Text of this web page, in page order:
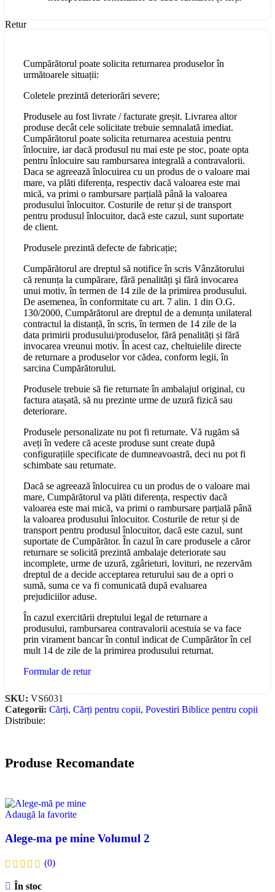
Retur
Cumpărătorul poate solicita returnarea produselor în
următoarele situații:
Coletele prezintă deteriorări severe;
Produsele au fost livrate / facturate greșit. Livrarea altor
produse decât cele solicitate trebuie semnalată imediat.
Cumpărătorul poate solicita returnarea acestuia pentru
înlocuire, iar dacă produsul nu mai este pe stoc, poate opta
pentru înlocuire sau rambursarea integrală a contravalorii.
Daca se agreează înlocuirea cu un produs de o valoare mai
mare, va plăti diferența, respectiv dacă valoarea este mai
mică, va primi o rambursare parțială până la valoarea
produsului înlocuitor. Costurile de retur și de transport
pentru produsul înlocuitor, dacă este cazul, sunt suportate
de client.
Produsele prezintă defecte de fabricație;
Cumpărătorul are dreptul să notifice în scris Vânzătorului
că renunța la cumpărare, fără penalități şi fără invocarea
unui motiv, în termen de 14 zile de la primirea produsului.
De asemenea, în conformitate cu art. 7 alin. 1 din O.G.
130/2000, Cumpărătorul are dreptul de a denunța unilateral
contractul la distanță, în scris, în termen de 14 zile de la
data primirii produsului/produselor, fără penalități și fără
invocarea vreunui motiv. În acest caz, cheltuielile directe
de returnare a produselor vor cădea, conform legii, în
sarcina Cumpărătorului.
Produsele trebuie să fie returnate în ambalajul original, cu
factura atașată, să nu prezinte urme de uzură fizică sau
deteriorare.
Produsele personalizate nu pot fi returnate. Vă rugăm să
aveți în vedere că aceste produse sunt create după
configurațiile specificate de dumneavoastră, deci nu pot fi
schimbate sau returnate.
Dacă se agreează înlocuirea cu un produs de o valoare mai
mare, Cumpărătorul va plăti diferența, respectiv dacă
valoarea este mai mică, va primi o rambursare parțială până
la valoarea produsului înlocuitor. Costurile de retur și de
transport pentru produsul înlocuitor, dacă este cazul, sunt
suportate de Cumpărător. În cazul în care produsele a căror
returnare se solicită prezintă ambalaje deteriorate sau
incomplete, urme de uzură, zgârieturi, lovituri, ne rezervăm
dreptul de a decide acceptarea returului sau de a opri o
sumă, suma ce va fi comunicată după evaluarea
prejudiciilor aduse.
În cazul exercitării dreptului legal de returnare a
produsului, rambursarea contravalorii acestuia se va face
prin virament bancar în contul indicat de Cumpărător în cel
mult 14 de zile de la primirea produsului returnat.
Formular de retur
SKU: VS6031
Categorii: Cărți, Cărți pentru copii, Povestiri Biblice pentru copii
Distribuie:
Produse Recomandate
Adaugă la favorite
Alege-ma pe mine Volumul 2
(0)
În stoc